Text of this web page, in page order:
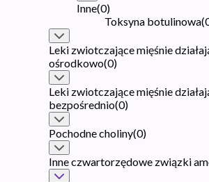
Inne(0)
Toksyna botulinowa(
Leki zwiotczające mięśnie
ośrodkowo(0)
Leki zwiotczające mięśnie
bezpośrednio(0)
Pochodne choliny(0)
Inne czwartorzędowe związki